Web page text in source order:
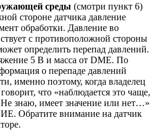
среды (смотри пункт 6)
стороне датчика давление
обработки. Давление во
с противоположной стороны
определить перепад давлений.
5 В и масса от DME. По
о перепаде давлений
именно поэтому, когда владелец
что «наблюдается это чаще,
знаю, имеет значение или нет…»
Обратите внимание на датчик